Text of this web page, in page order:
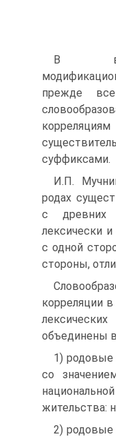
В
прежде
суффиксами.
И.П.
родах
с древних
лексически и
с одной
стороны,
корреляции
объединены
1) родовые
со
жительства:
2) родовые